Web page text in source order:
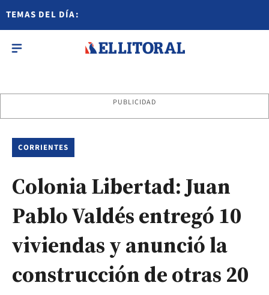
TEMAS DEL DÍA:
PUBLICIDAD
CORRIENTES
Colonia Libertad: Juan
Pablo Valdés entregó 10
viviendas y anunció la
construcción de otras 20